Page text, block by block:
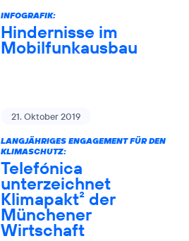
INFOGRAFIK:
Hindernisse im
Mobilfunkausbau
21. Oktober 2019
LANGJÄHRIGES ENGAGEMENT FÜR DEN
KLIMASCHUTZ:
Telefónica
unterzeichnet
Klimapakt² der
Münchener
Wirtschaft